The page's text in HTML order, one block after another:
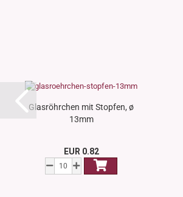
Glasröhrchen mit Stopfen, ø
13mm
EUR 0.82